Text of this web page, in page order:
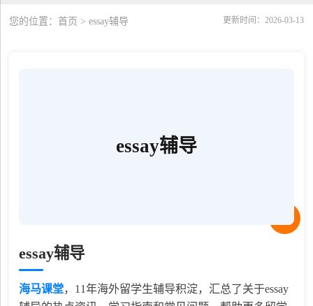
您的位置：首页 > essay辅导 更新时间：2026-03-13
essay辅导
essay辅导
海马课堂， 11年海外留学生辅导积淀，汇总了关于essay